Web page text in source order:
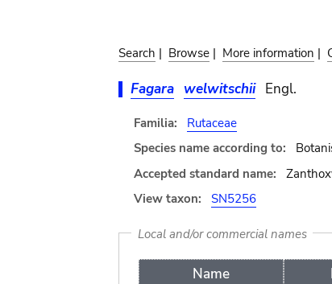
Search | Browse | More information |
Fagara welwitschii Engl.
Familia:
Rutaceae
Species name according to:
Accepted standard name:
View taxon:
SN5256
Local and/or commercial names
Name